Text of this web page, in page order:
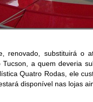
renovado, substituirá o
Tucson, a quem deveria
Quatro Rodas, ele
disponível nas lojas